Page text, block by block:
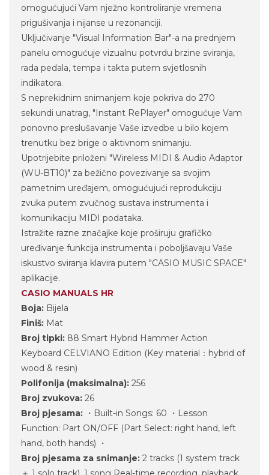
omogućujući Vam nježno kontroliranje vremena
prigušivanja i nijanse u rezonanciji.
Uključivanje "Visual Information Bar"-a na prednjem
panelu omogućuje vizualnu potvrdu brzine sviranja,
rada pedala, tempa i takta putem svjetlosnih
indikatora.
S neprekidnim snimanjem koje pokriva do 270
sekundi unatrag, "Instant RePlayer" omogućuje Vam
ponovno preslušavanje Vaše izvedbe u bilo kojem
trenutku bez brige o aktivnom snimanju.
Upotrijebite priloženi "Wireless MIDI & Audio Adaptor
(WU-BT10)" za bežično povezivanje sa svojim
pametnim uređajem, omogućujući reprodukciju
zvuka putem zvučnog sustava instrumenta i
komunikaciju MIDI podataka.
Istražite razne značajke koje proširuju grafičko
uređivanje funkcija instrumenta i poboljšavaju Vaše
iskustvo sviranja klavira putem "CASIO MUSIC SPACE"
aplikacije.
CASIO MANUALS HR
Boja: Bijela
Finiš: Mat
Broj tipki: 88 Smart Hybrid Hammer Action
Keyboard CELVIANO Edition (Key material：hybrid of
wood & resin)
Polifonija (maksimalna): 256
Broj zvukova: 26
Broj pjesama: ・Built-in Songs: 60 ・Lesson
Function: Part ON/OFF (Part Select: right hand, left
hand, both hands) ・
Broj pjesama za snimanje: 2 tracks (1 system track